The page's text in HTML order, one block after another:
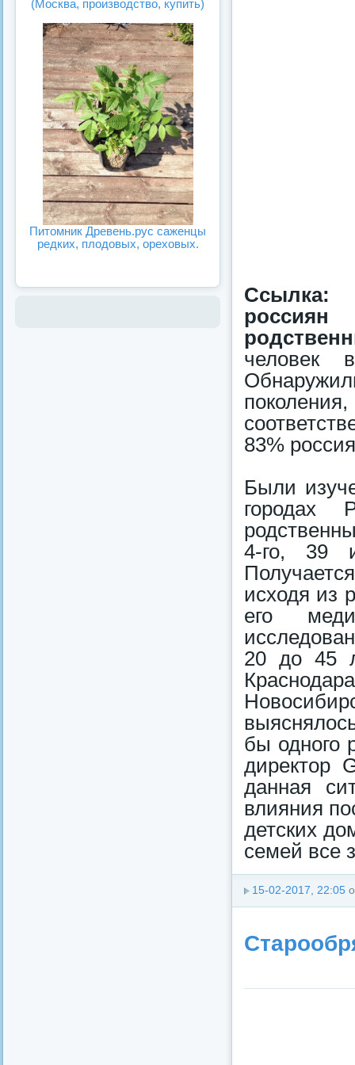
Ссылка:
человек
83%
Были
городах
4-го, 39
исходя из
его
20 до 45
бы одного
директор
данная
влияния
детских
семей все
15-02-2017, 22:05
(Москва, производство, купить)
Питомник Древень.рус саженцы
редких, плодовых, ореховых.